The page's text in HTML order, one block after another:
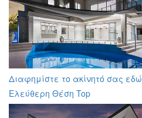
Διαφημίστε το ακίνητό σας εδώ
Ελεύθερη Θέση Top